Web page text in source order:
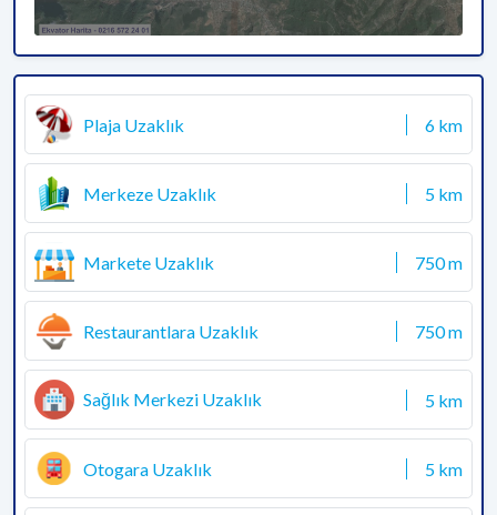
Plaja Uzaklık 6 km
Merkeze Uzaklık 5 km
Markete Uzaklık 750 m
Restaurantlara Uzaklık 750 m
Sağlık Merkezi Uzaklık 5 km
Otogara Uzaklık 5 km